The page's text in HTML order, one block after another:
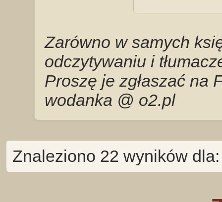
Zarówno w samych
odczytywaniu i
Proszę je zgłaszać na
wodanka @ o2.pl
Znaleziono 22 wyników